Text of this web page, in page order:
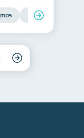
Productos